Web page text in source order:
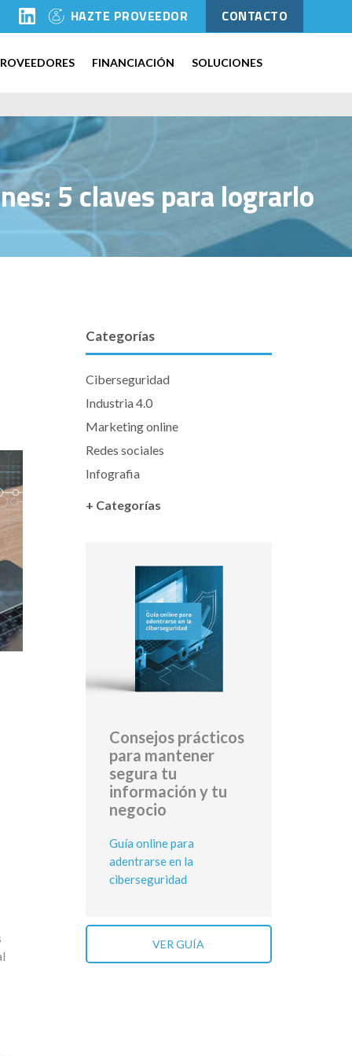
HAZTE PROVEEDOR CONTACTO
FINANCIACIÓN SOLUCIONES
5 claves para lograrlo
Categorías
Ciberseguridad
Industria 4.0
Marketing online
Redes sociales
Infografia
+ Categorías
Consejos prácticos
para mantener
segura tu
información y tu
negocio
Guía online para
adentrarse en la
ciberseguridad
VER GUÍA